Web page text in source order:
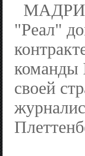
"Реал"
команды
своей